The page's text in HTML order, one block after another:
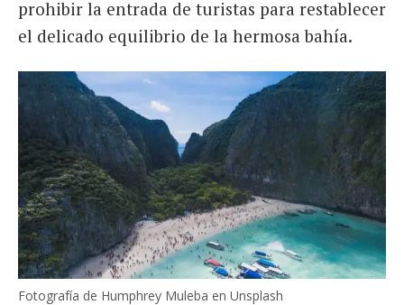
prohibir la entrada de turistas para restablecer
el delicado equilibrio de la hermosa bahía.
Fotografía de Humphrey Muleba en Unsplash